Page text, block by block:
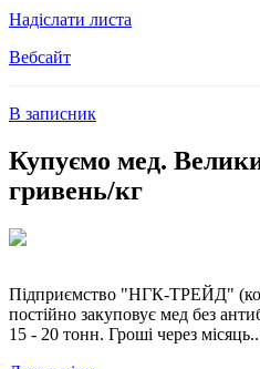
Надіслати листа
Вебсайт
В записник
Купуємо мед.
гривень/кг
Підприємство "НГК-ТРЕЙД"
постійно закуповує мед без
15 - 20 тонн. Гроші через